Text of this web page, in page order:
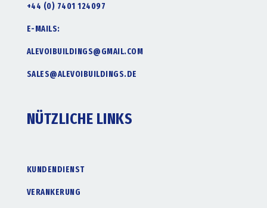
+44 (0) 7401 124097
E-MAILS:
ALEVOIBUILDINGS@GMAIL.COM
SALES@ALEVOIBUILDINGS.DE
NÜTZLICHE LINKS
KUNDENDIENST
VERANKERUNG